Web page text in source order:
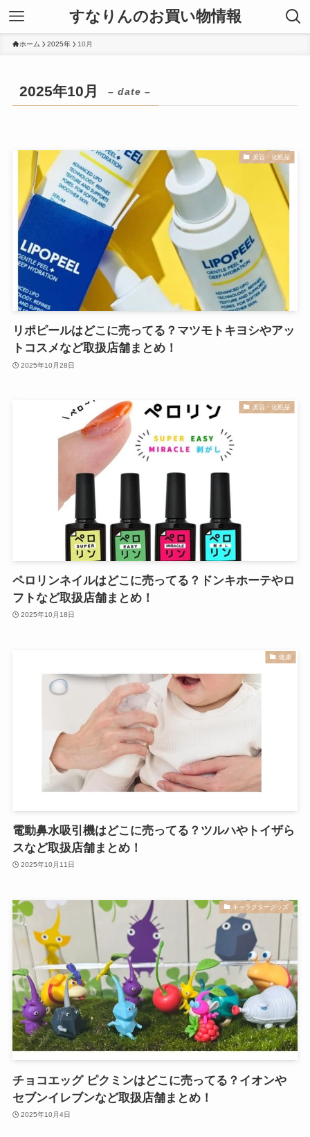
すなりんのお買い物情報
ホーム 2025年 10月
2025年10月 – date –
美容・化粧品
リポピールはどこに売ってる？マツモトキヨシやアッ
トコスメなど取扱店舗まとめ！
2025年10月28日
美容・化粧品
ペロリンネイルはどこに売ってる？ドンキホーテやロ
フトなど取扱店舗まとめ！
2025年10月18日
健康
電動鼻水吸引機はどこに売ってる？ツルハやトイザら
スなど取扱店舗まとめ！
2025年10月11日
キャラクターグッズ
チョコエッグ ピクミンはどこに売ってる？イオンや
セブンイレブンなど取扱店舗まとめ！
2025年10月4日